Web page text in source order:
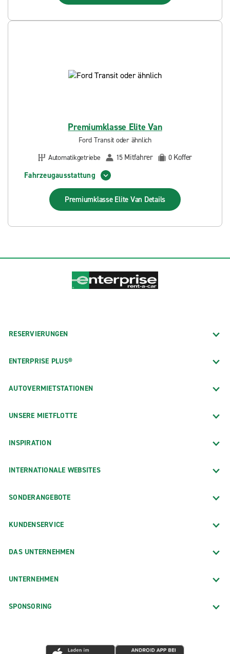
Premiumklasse Elite Van
Ford Transit oder ähnlich
Automatikgetriebe
15 Mitfahrer 0 Koffer
Fahrzeugausstattung
Premiumklasse Elite Van Details
RESERVIERUNGEN
ENTERPRISE PLUS®
AUTOVERMIETSTATIONEN
UNSERE MIETFLOTTE
INSPIRATION
INTERNATIONALE WEBSITES
SONDERANGEBOTE
KUNDENSERVICE
DAS UNTERNEHMEN
UNTERNEHMEN
SPONSORING